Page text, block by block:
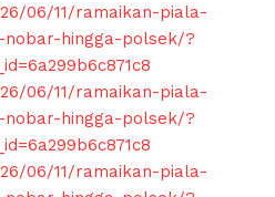
06/11/ramaikan-piala-
nobar-hingga-polsek/?
06/11/ramaikan-piala-
nobar-hingga-polsek/?
06/11/ramaikan-piala-